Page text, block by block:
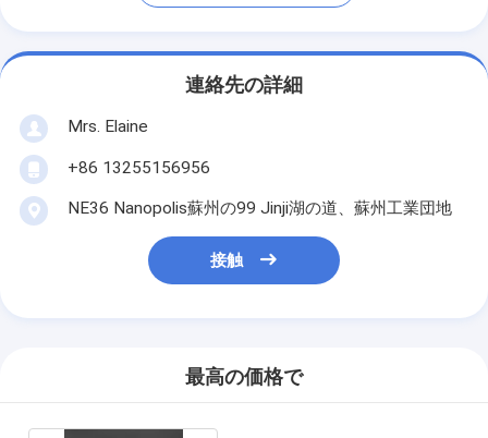
連絡先の詳細
Mrs. Elaine
+86 13255156956
NE36 Nanopolis蘇州の99 Jinji湖の道、蘇州工業団地
接触
最高の価格で